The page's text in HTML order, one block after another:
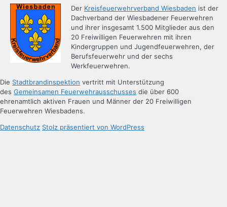
Der Kreisfeuerwehrverband Wiesbaden ist der
Dachverband der Wiesbadener Feuerwehren
und ihrer insgesamt 1.500 Mitglieder aus den
20 Freiwilligen Feuerwehren mit ihren
Kindergruppen und Jugendfeuerwehren, der
Berufsfeuerwehr und der sechs
Werkfeuerwehren.
Die Stadtbrandinspektion vertritt mit Unterstützung
des Gemeinsamen Feuerwehrausschusses die über 600
ehrenamtlich aktiven Frauen und Männer der 20 Freiwilligen
Feuerwehren Wiesbadens.
Datenschutz Stolz präsentiert von WordPress